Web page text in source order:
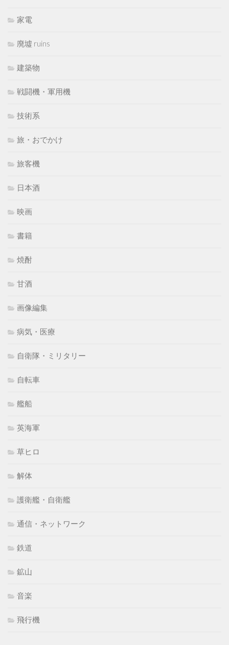
家電
廃墟 ruins
建築物
戦闘機・軍用機
技術系
旅・おでかけ
旅客機
日本酒
映画
書籍
焼酎
甘酒
画像編集
病気・医療
自衛隊・ミリタリー
自転車
艦船
英海軍
草ヒロ
解体
護衛艦・自衛艦
通信・ネットワーク
鉄道
鉱山
音楽
飛行機